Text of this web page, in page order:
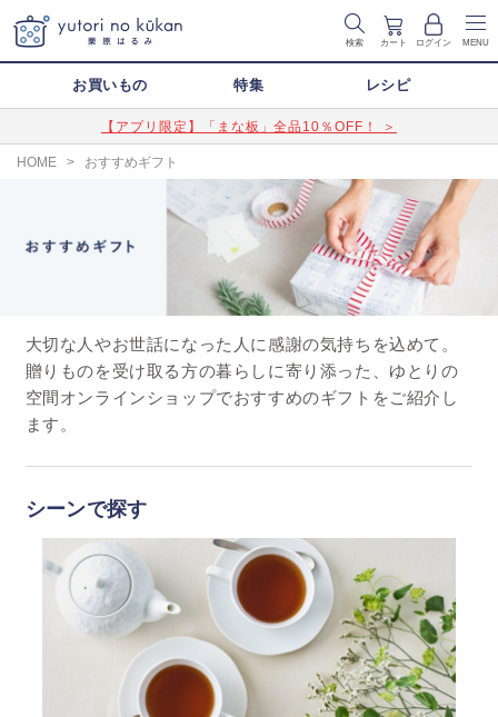
検索 カート ログイン MENU
お買いもの 特集 レシピ
【アプリ限定】「まな板」全品10％OFF！ ＞
HOME > おすすめギフト
大切な人やお世話になった人に感謝の気持ちを込めて。
贈りものを受け取る方の暮らしに寄り添った、ゆとりの
空間オンラインショップでおすすめのギフトをご紹介し
ます。
シーンで探す